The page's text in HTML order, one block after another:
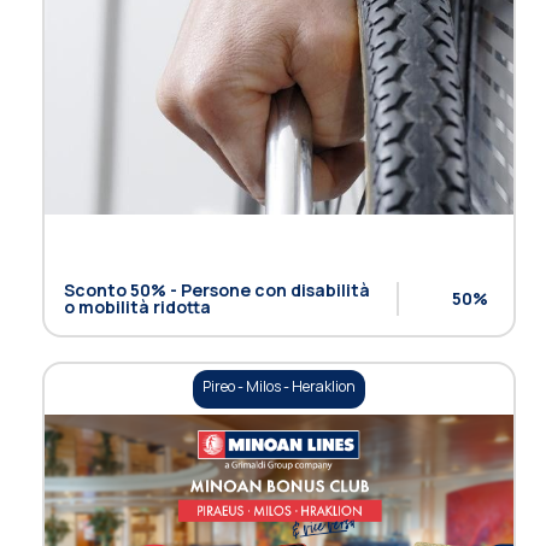
Sconto 50% - Persone con disabilità
o mobilità ridotta 50%
Pireo - Milos - Heraklion